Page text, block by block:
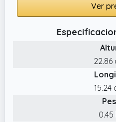
Ver
22.86
15.24
0.45